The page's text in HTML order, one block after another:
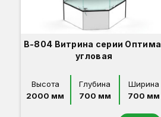
В-804 Витрина серии Оптима,
угловая
Высота
2000 мм
Глубина
700 мм
Ширина
700 мм